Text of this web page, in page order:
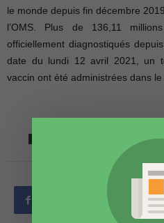
le monde depuis fin décembre
l’OMS. Plus de 136,11
officiellement diagnostiqués
date du lundi 12 avril 2021, un
vaccin ont été administrées dans le
MAMMIFÈRES SAUVAGES